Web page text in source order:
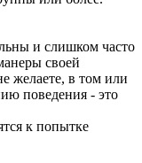
и слишком часто
своей
желаете, в том или
поведения - это
к попытке